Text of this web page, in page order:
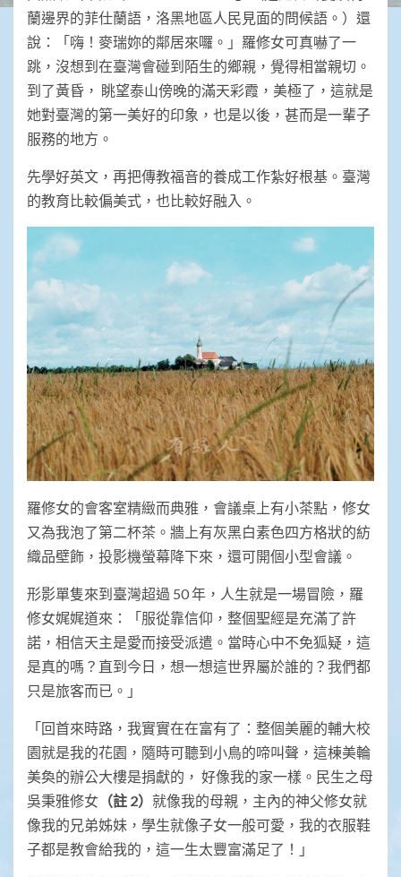
蘭邊界的菲仕蘭語，洛黑地區人民見面的問候語。）還
說：「嗨！麥瑞妳的鄰居來囉。」羅修女可真嚇了一
跳，沒想到在臺灣會碰到陌生的鄉親，覺得相當親切。
到了黃昏， 眺望泰山傍晚的滿天彩霞，美極了，這就是
她對臺灣的第一美好的印象，也是以後，甚而是一輩子
服務的地方。
先學好英文，再把傳教福音的養成工作紮好根基。臺灣
的教育比較偏美式，也比較好融入。
羅修女的會客室精緻而典雅，會議桌上有小茶點，修女
又為我泡了第二杯茶。牆上有灰黑白素色四方格狀的紡
織品壁飾，投影機螢幕降下來，還可開個小型會議。
形影單隻來到臺灣超過 50 年，人生就是一場冒險，羅
修女娓娓道來：「服從靠信仰，整個聖經是充滿了許
諾，相信天主是愛而接受派遣。當時心中不免狐疑，這
是真的嗎？直到今日，想一想這世界屬於誰的？我們都
只是旅客而已。」
「回首來時路，我實實在在富有了：整個美麗的輔大校
園就是我的花園，隨時可聽到小鳥的啼叫聲，這棟美輪
美奐的辦公大樓是捐獻的， 好像我的家一樣。民生之母
吳秉雅修女 （註 2） 就像我的母親，主內的神父修女就
像我的兄弟姊妹，學生就像子女一般可愛，我的衣服鞋
子都是教會給我的，這一生太豐富滿足了！」